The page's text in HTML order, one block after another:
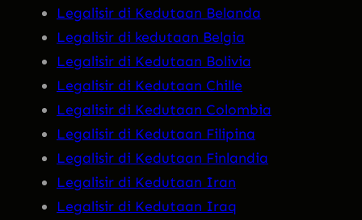
Legalisir di Kedutaan Belanda
Legalisir di kedutaan Belgia
Legalisir di Kedutaan Bolivia
Legalisir di Kedutaan Chille
Legalisir di Kedutaan Colombia
Legalisir di Kedutaan Filipina
Legalisir di Kedutaan Finlandia
Legalisir di Kedutaan Iran
Legalisir di Kedutaan Iraq